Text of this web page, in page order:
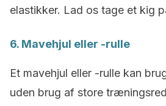
elastikker. Lad os tage et kig
6. Mavehjul eller -rulle
Et mavehjul eller -rulle kan
uden brug af store